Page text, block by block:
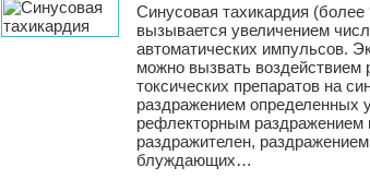
Синусовая тахикардия
вызывается увеличением
автоматических импульсов.
можно вызвать воздействием
токсических препаратов на
раздражением определенных
рефлекторным
раздражителен,
блуждающих…